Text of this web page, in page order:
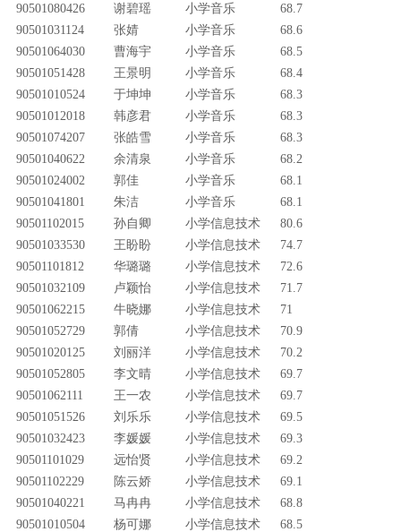
90501080426
谢碧瑶 小学音乐
68.7
90501031124
张婧 小学音乐
68.6
90501064030
曹海宇 小学音乐
68.5
90501051428
王景明 小学音乐
68.4
90501010524
于坤坤 小学音乐
68.3
90501012018
韩彦君 小学音乐
68.3
90501074207
张皓雪 小学音乐
68.3
90501040622
余清泉 小学音乐
68.2
90501024002
郭佳 小学音乐
68.1
90501041801
朱洁 小学音乐
68.1
90501102015
孙自卿 小学信息技术
80.6
90501033530
王盼盼 小学信息技术
74.7
90501101812
华璐璐 小学信息技术
72.6
90501032109
卢颖怡 小学信息技术
71.7
90501062215
牛晓娜 小学信息技术
71
90501052729
郭倩 小学信息技术
70.9
90501020125
刘丽洋 小学信息技术
70.2
90501052805
李文晴 小学信息技术
69.7
90501062111
王一农 小学信息技术
69.7
90501051526
刘乐乐 小学信息技术
69.5
90501032423
李媛媛 小学信息技术
69.3
90501101029
远怡贤 小学信息技术
69.2
90501102229
陈云娇 小学信息技术
69.1
90501040221
马冉冉 小学信息技术
68.8
90501010504
杨可娜 小学信息技术
68.5